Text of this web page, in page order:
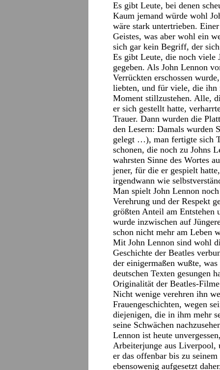
Es gibt Leute, bei denen
Kaum jemand würde wohl
wäre stark untertrieben.
Geistes, was aber wohl ein
sich gar kein Begriff, der
Es gibt Leute, die noch viele
gegeben. Als John Lennon
Verrückten erschossen
liebten, und für viele, die ihn
Moment stillzustehen. Alle,
er sich gestellt hatte,
Trauer. Dann wurden die
den Lesern: Damals wurden
gelegt …), man fertigte sich
schonen, die noch zu Johns
wahrsten Sinne des Wortes
jener, für die er gespielt
irgendwann wie
Man spielt John Lennon
Verehrung und der Respekt
größten Anteil am Entstehen
wurde inzwischen auf
schon nicht mehr am Leben
Mit John Lennon sind wohl
Geschichte der Beatles
der einigermaßen wußte,
deutschen Texten gesungen
Originalität der Beatles-
Nicht wenige verehren ihn
Frauengeschichten, wegen
diejenigen, die in ihm mehr
seine Schwächen
Lennon ist heute
Arbeiterjunge aus Liverpool,
er das offenbar bis zu
ebensowenig aufgesetzt